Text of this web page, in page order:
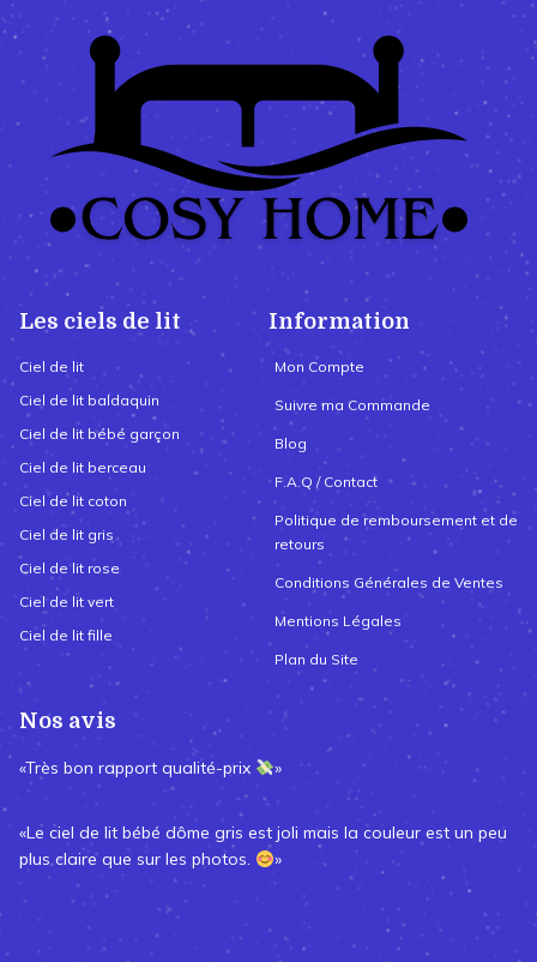
Les ciels de lit
Ciel de lit
Ciel de lit baldaquin
Ciel de lit bébé garçon
Ciel de lit berceau
Ciel de lit coton
Ciel de lit gris
Ciel de lit rose
Ciel de lit vert
Ciel de lit fille
Information
Mon Compte
Suivre ma Commande
Blog
F.A.Q / Contact
Politique de remboursement et de
retours
Conditions Générales de Ventes
Mentions Légales
Plan du Site
Nos avis
«Très bon rapport qualité-prix »
«Le ciel de lit bébé dôme gris est joli mais la couleur est un peu
plus claire que sur les photos.
»